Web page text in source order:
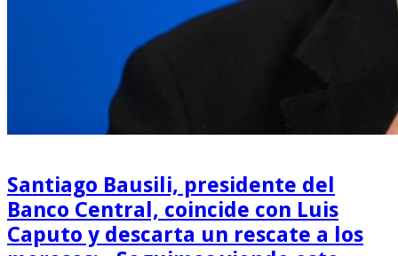
Santiago Bausili, presidente del
Banco Central, coincide con Luis
Caputo y descarta un rescate a los